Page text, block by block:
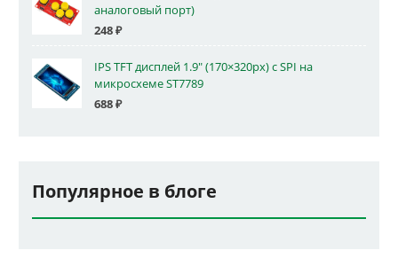
аналоговый порт)
248₽
IPS TFT дисплей 1.9" (170×320px) с SPI на
микросхеме ST7789
688₽
Популярное в блоге